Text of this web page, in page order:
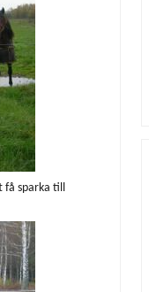
få sparka till